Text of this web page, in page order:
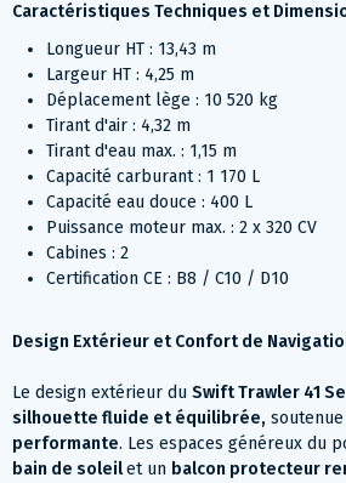
Caractéristiques Techniques et
Longueur HT : 13,43 m
Largeur HT : 4,25 m
Déplacement lège : 10 520 kg
Tirant d'air : 4,32 m
Tirant d'eau max. : 1,15 m
Capacité carburant : 1 170 L
Capacité eau douce : 400 L
Puissance moteur max. : 2 x 320 CV
Cabines : 2
Certification CE : B8 / C10 / D10
Design Extérieur et Confort de
Le design extérieur du Swift Trawler 41
silhouette fluide et équilibrée,
performante. Les espaces généreux du
bain de soleilet un balcon protecteur